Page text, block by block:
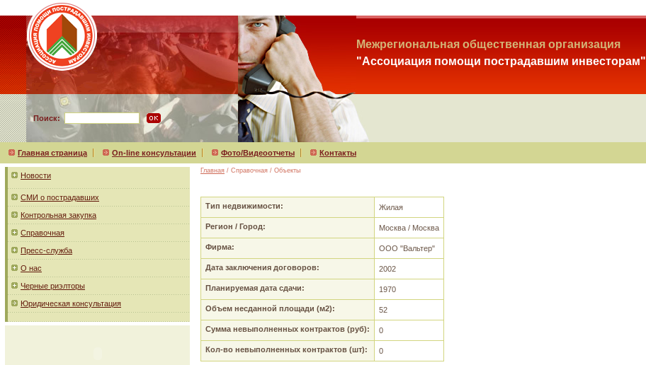
Межрегиональная общественная организация
"Ассоциация помощи пострадавшим инвесторам"
Поиск:
Главная страница On-line консультации Фото/Видеоотчеты Контакты
Новости
СМИ о пострадавших
Контрольная закупка
Справочная
Пресс-служба
О нас
Черные риэлторы
Юридическая консультация
Главная / Справочная / Объекты
Тип недвижимости: Жилая
Регион / Город: Москва / Москва
Фирма: ООО "Вальтер"
Дата заключения договоров: 2002
Планируемая дата сдачи: 1970
Объем несданной площади (м2): 52
Сумма невыполненных контрактов (руб): 0
Кол-во невыполненных контрактов (шт): 0